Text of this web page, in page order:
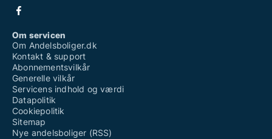
Om servicen
Om Andelsboliger.dk
Kontakt & support
Abonnementsvilkår
Generelle vilkår
Servicens indhold og værdi
Datapolitik
Cookiepolitik
Sitemap
Nye andelsboliger (RSS)